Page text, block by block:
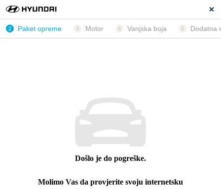
2 Paket opreme 3 Motor 4 Vanjska boja 5 Dodatna
Došlo je do pogreške.
Molimo Vas da provjerite svoju internetsku